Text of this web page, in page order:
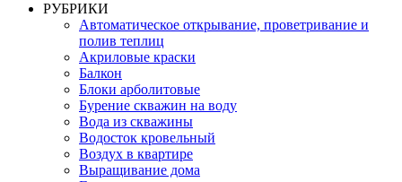
РУБРИКИ
Автоматическое открывание, проветривание и
полив теплиц
Акриловые краски
Балкон
Блоки арболитовые
Бурение скважин на воду
Вода из скважины
Водосток кровельный
Воздух в квартире
Выращивание дома